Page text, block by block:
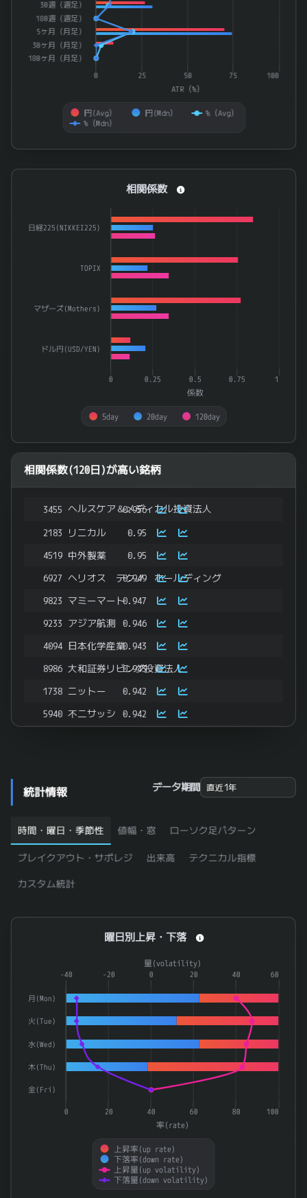
ATR（%）
円(Avg） 円(Mdn）
%（Avg）
%（Mdn）
30週（週足）
180週（週足）
5ヶ月（月足）
30ヶ月（月足）
180ヶ月（月足）
0 100
25 50 75
End of interactive chart.
Bar chart with 3 data series.
The chart has 1 X axis displaying categories.
係数
5day 20day 120day
日経225(NIKKEI225)
TOPIX
マザーズ(Mothers)
ドル円(USD/YEN)
0 1
0.25 0.5 0.75
相関係数
End of interactive chart.
相関係数(120日)が高い銘柄
3455 ヘルスケア＆メディカル投資法人
0.956
2183 リニカル
0.95
4519 中外製薬
0.95
6927 ヘリオス テクノ ホールディング
0.949
9823 マミーマート0.947
9233 アジア航測 0.946
4094 日本化学産業0.943
8986 大和証券リビング投資法人
0.943
1738 ニットー 0.942
5940 不二サッシ 0.942
テクノマセマティカル
8877
エスリード
0.94
3267
6294 オカダアイヨン0.938
ティアック 0.938
グローバル・ワン不動産投資法人
0.938
ＮＥＸＴ ＦＵＮＤＳ 不動産（ＴＯＰＩＸ－１７）上
ＡＮＡＰ
サムティ・レジデンシャル投資法人
0.936
東海道リート投資法人
ジオマテック0.935
日産証券グループ
0.934
統計情報 データ期間
時間・曜日・季節性 値幅・窓 ローソク足パターン
ブレイクアウト・サポレジ 出来高 テクニカル指標
カスタム統計
Combination chart with 4 data series.
The chart has 1 X axis displaying categories.
The chart has 2 Y axes displaying 率(rate) and 量
率(rate)
量(volatility)
上昇率(up rate)
下落率(down rate)
上昇量(up volatility)
下落量(down volatility)
月(Mon)
火(Tue)
水(Wed)
木(Thu)
金(Fri)
0 20 40 60 80 100
-40 -20 0 20 40 60
曜日別上昇・下落